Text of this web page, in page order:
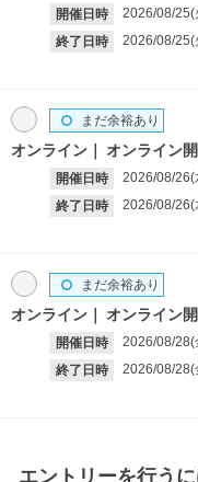
開催日時 2026/08/25(
終了日時
2026/08/25(
オンライン オンライン
開催日時 2026/08/26(
終了日時
2026/08/26(
まだ余裕あり
オンライン オンライン
開催日時 2026/08/28(
終了日時
2026/08/28(
まだ余裕あり
エントリーを行う